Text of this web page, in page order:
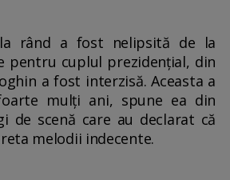
rând a fost nelipsită de la
pentru cuplul prezidențial, din
a fost interzisă. Aceasta a
mulți ani, spune ea din
de scenă care au declarat că
melodii indecente.